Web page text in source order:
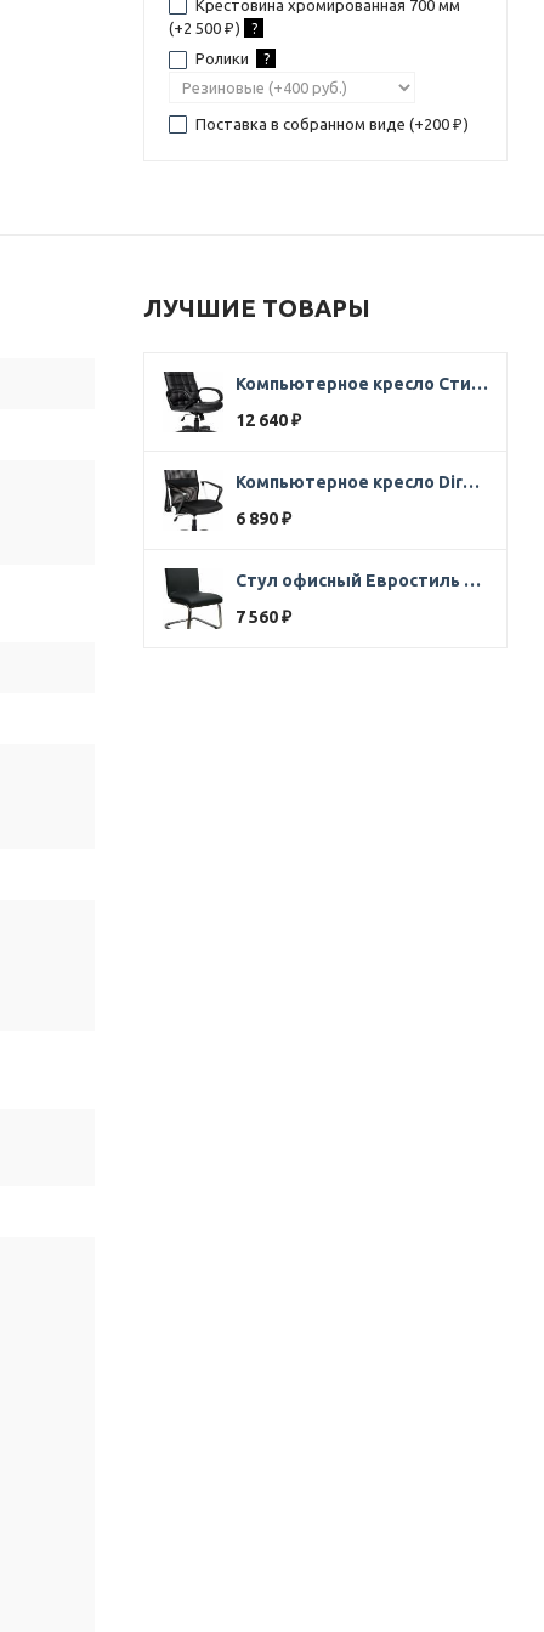
Крестовина хромированная 700 мм
(+2 500 ₽ ) ?
Ролики ?
Поставка в собранном виде (+200 ₽ )
ЛУЧШИЕ ТОВАРЫ
Компьютерное кресло Стиль Ультра SOFT кожа черная
12 640 ₽
Компьютерное кресло Direct ткань черная
6 890 ₽
Стул офисный Евростиль 250 (стул сбербанк) кожзам черный
7 560 ₽